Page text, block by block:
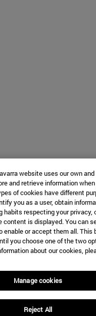
website uses our own
and retrieve information
of cookies have different
you as a user, obtain
habits respecting your privacy,
content is displayed. You can
enable or accept them all. This
you choose one of the two
about our cookies,
Manage cookies
Reject All